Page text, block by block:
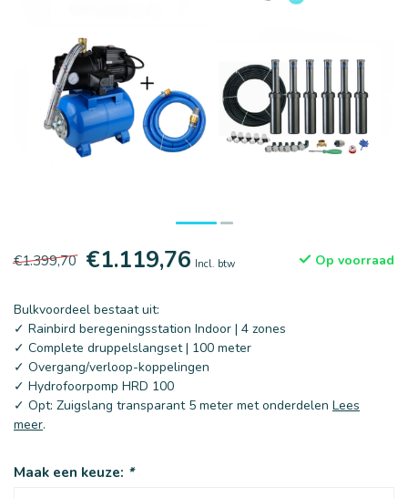
€1.399,70 €1.119,76 Incl. btw Op voorraad
Bulkvoordeel bestaat uit:
✓ Rainbird beregeningsstation Indoor | 4 zones
✓ Complete druppelslangset | 100 meter
✓ Overgang/verloop-koppelingen
✓ Hydrofoorpomp HRD 100
✓ Opt: Zuigslang transparant 5 meter met onderdelen Lees
meer.
Maak een keuze: *